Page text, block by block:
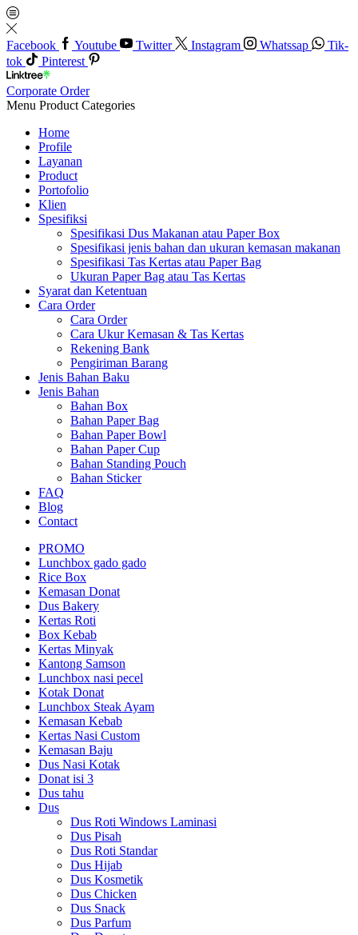
Facebook Youtube Twitter Instagram Whatssap
Tik-
tok
Pinterest
Corporate Order
Menu Product Categories
Home
Profile
Layanan
Product
Portofolio
Klien
Spesifiksi
Spesifikasi Dus Makanan atau Paper Box
Spesifikasi jenis bahan dan ukuran kemasan makanan
Spesifikasi Tas Kertas atau Paper Bag
Ukuran Paper Bag atau Tas Kertas
Syarat dan Ketentuan
Cara Order
Cara Order
Cara Ukur Kemasan & Tas Kertas
Rekening Bank
Pengiriman Barang
Jenis Bahan Baku
Jenis Bahan
Bahan Box
Bahan Paper Bag
Bahan Paper Bowl
Bahan Paper Cup
Bahan Standing Pouch
Bahan Sticker
FAQ
Blog
Contact
PROMO
Lunchbox gado gado
Rice Box
Kemasan Donat
Dus Bakery
Kertas Roti
Box Kebab
Kertas Minyak
Kantong Samson
Lunchbox nasi pecel
Kotak Donat
Lunchbox Steak Ayam
Kemasan Kebab
Kertas Nasi Custom
Kemasan Baju
Dus Nasi Kotak
Donat isi 3
Dus tahu
Dus
Dus Roti Windows Laminasi
Dus Pisah
Dus Roti Standar
Dus Hijab
Dus Kosmetik
Dus Chicken
Dus Snack
Dus Parfum